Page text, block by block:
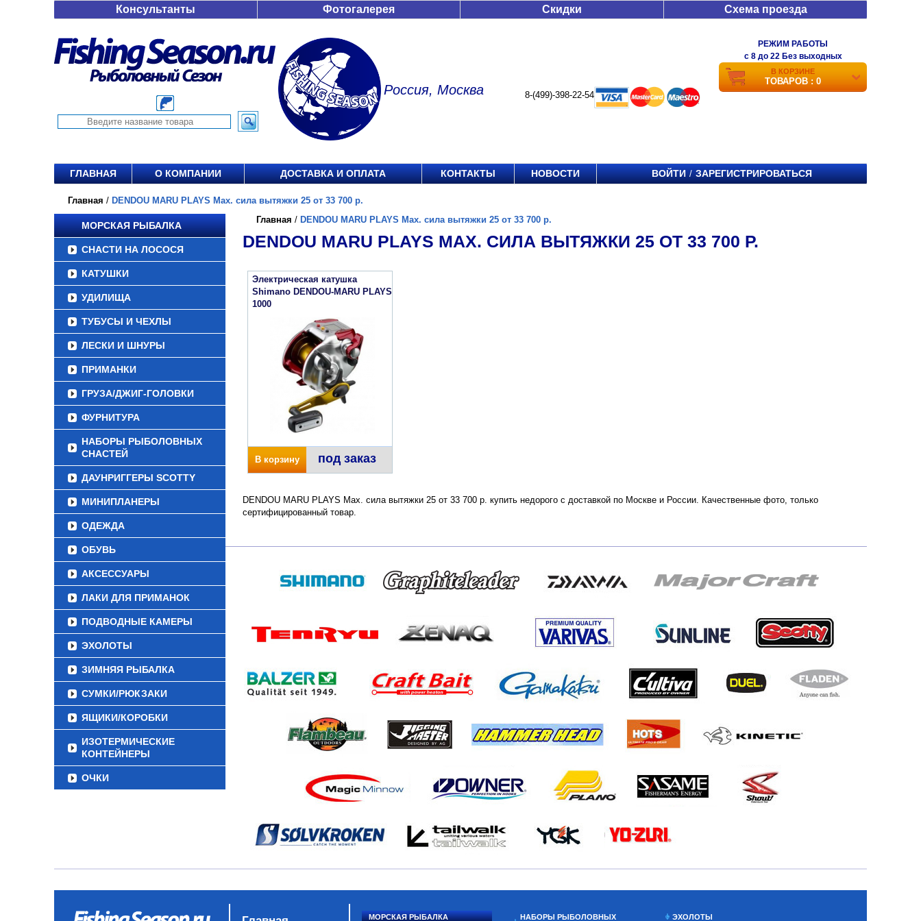
Консультанты Фотогалерея Скидки Схема проезда
Россия, Москва 8-(499)-398-22-54
РЕЖИМ РАБОТЫ
c 8 до 22 Без выходных
В КОРЗИНЕ
ТОВАРОВ : 0
ГЛАВНАЯ О КОМПАНИИ ДОСТАВКА И ОПЛАТА КОНТАКТЫ НОВОСТИ ВОЙТИ / ЗАРЕГИСТРИРОВАТЬСЯ
Главная / DENDOU MARU PLAYS Мах. сила вытяжки 25 от 33 700 р.
МОРСКАЯ РЫБАЛКА
СНАСТИ НА ЛОСОСЯ
КАТУШКИ
УДИЛИЩА
ТУБУСЫ И ЧЕХЛЫ
ЛЕСКИ И ШНУРЫ
ПРИМАНКИ
ГРУЗА/ДЖИГ-ГОЛОВКИ
ФУРНИТУРА
НАБОРЫ РЫБОЛОВНЫХ
СНАСТЕЙ
ДАУНРИГГЕРЫ SCOTTY
МИНИПЛАНЕРЫ
ОДЕЖДА
ОБУВЬ
АКСЕССУАРЫ
ЛАКИ ДЛЯ ПРИМАНОК
ПОДВОДНЫЕ КАМЕРЫ
ЭХОЛОТЫ
ЗИМНЯЯ РЫБАЛКА
СУМКИ/РЮКЗАКИ
ЯЩИКИ/КОРОБКИ
ИЗОТЕРМИЧЕСКИЕ
КОНТЕЙНЕРЫ
ОЧКИ
Главная / DENDOU MARU PLAYS Мах. сила вытяжки 25 от 33 700 р.
DENDOU MARU PLAYS МАХ. СИЛА ВЫТЯЖКИ 25 ОТ 33 700 Р.
Электрическая катушка
Shimano DENDOU-MARU PLAYS
1000
В корзину под заказ
DENDOU MARU PLAYS Мах. сила вытяжки 25 от 33 700 р. купить недорого с доставкой по Москве и России. Качественные фото, только
сертифицированный товар.
МОРСКАЯ РЫБАЛКА НАБОРЫ РЫБОЛОВНЫХ ЭХОЛОТЫ